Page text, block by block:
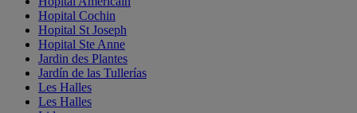
Hopital Cochin
Hopital St Joseph
Hopital Ste Anne
Jardin des Plantes
Jardín de las Tullerías
Les Halles
Les Halles